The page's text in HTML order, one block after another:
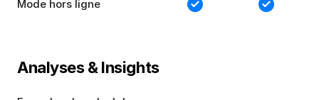
Mode hors ligne
Analyses & Insights